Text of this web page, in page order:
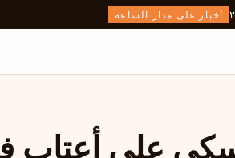
أخبار على مدار الساعة
على أعتاب